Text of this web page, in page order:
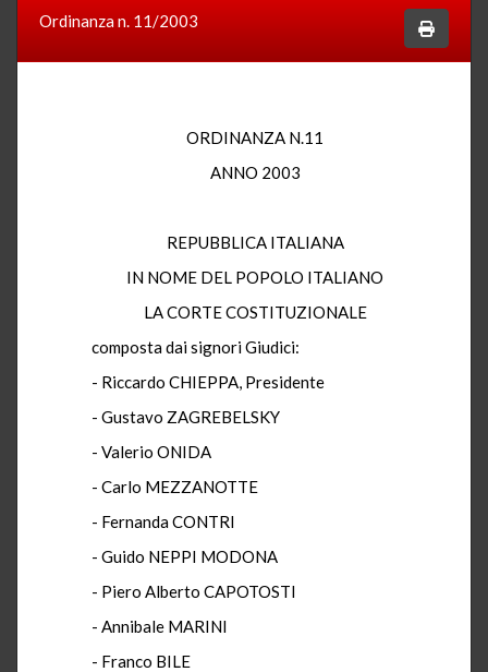
Ordinanza n. 11/2003
ORDINANZA N.11
ANNO 2003
REPUBBLICA ITALIANA
IN NOME DEL POPOLO ITALIANO
LA CORTE COSTITUZIONALE
composta dai signori Giudici:
- Riccardo CHIEPPA, Presidente
- Gustavo ZAGREBELSKY
- Valerio ONIDA
- Carlo MEZZANOTTE
- Fernanda CONTRI
- Guido NEPPI MODONA
- Piero Alberto CAPOTOSTI
- Annibale MARINI
- Franco BILE